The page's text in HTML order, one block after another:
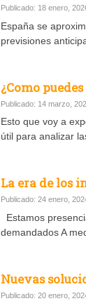
Publicado: 18 enero,
España se
previsiones
¿Como
Publicado: 14 marzo,
Esto que voy a
útil para analizar
La era de los
Publicado: 24 enero,
Estamos
demandados A
Nuevas
Publicado: 20 enero,